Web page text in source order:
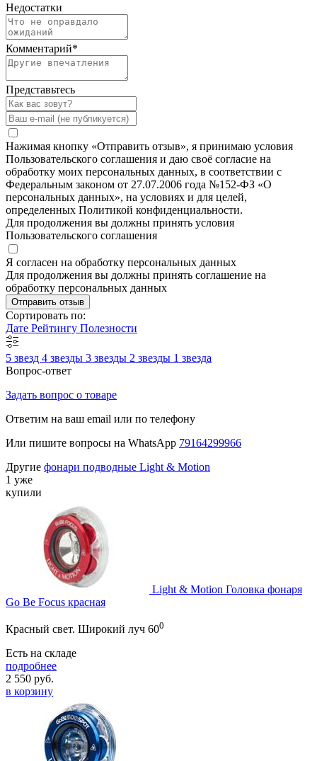
Недостатки
Комментарий*
Представьтесь
Нажимая кнопку «Отправить отзыв», я принимаю условия
Пользовательского соглашения и даю своё согласие на
обработку моих персональных данных, в соответствии с
Федеральным законом от 27.07.2006 года №152-ФЗ «О
персональных данных», на условиях и для целей,
определенных Политикой конфиденциальности.
Для продолжения вы должны принять условия
Пользовательского соглашения
Я согласен на обработку персональных данных
Для продолжения вы должны принять соглашение на
обработку персональных данных
Отправить отзыв
Сортировать по:
Дате Рейтингу Полезности
5 звезд 4 звезды 3 звезды 2 звезды 1 звезда
Вопрос-ответ
Задать вопрос о товаре
Ответим на ваш email или по телефону
Или пишите вопросы на WhatsApp 79164299966
Другие фонари подводные Light & Motion
1 уже
купили
Light & Motion Головка фонаря
Go Be Focus красная
Красный свет. Широкий луч 600
Есть на складе
подробнее
2 550 руб.
в корзину